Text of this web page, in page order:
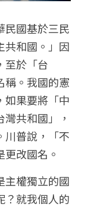
民國基於三民
共和國。」因
至於「台
稱。我國的憲
如果要將「中
共和國」，
川普說，「不
改國名。
主權獨立的國
？就我個人的